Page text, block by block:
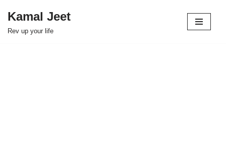
Skip
Kamal Jeet
Rev up your life